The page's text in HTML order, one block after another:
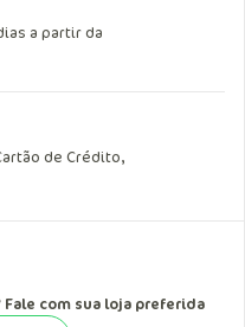
a partir da
de Crédito,
Fale com sua loja preferida